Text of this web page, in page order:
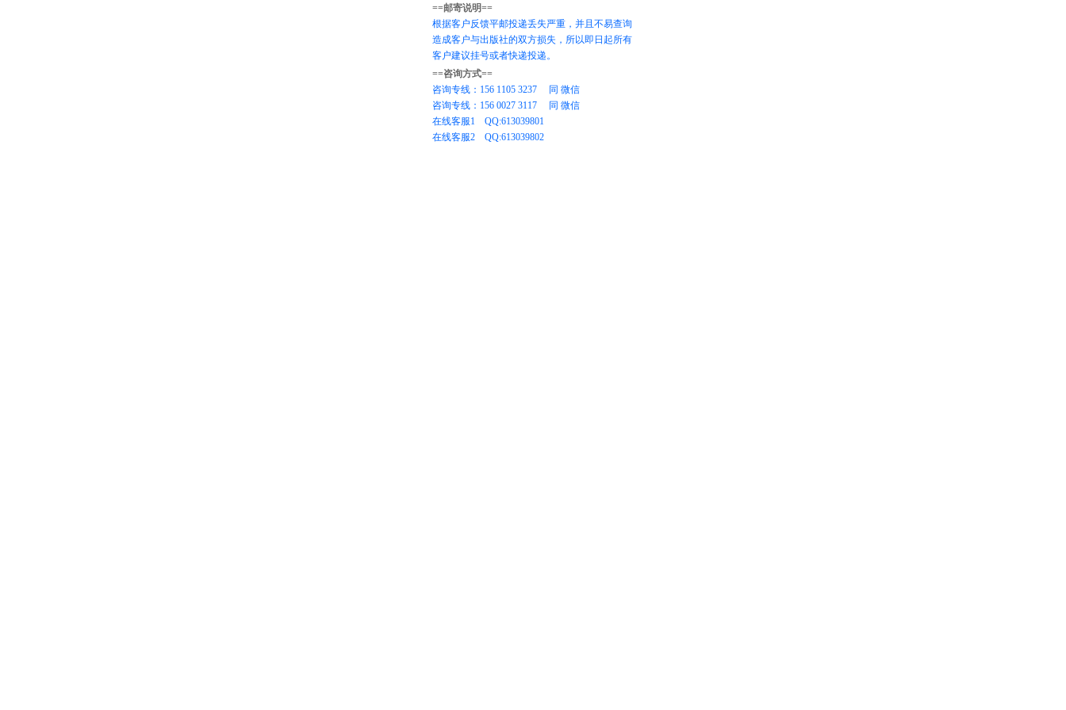
==邮寄说明==
根据客户反馈平邮投递丢失严重，并且不易查询
造成客户与出版社的双方损失，所以即日起所有
客户建议挂号或者快递投递。
==咨询方式==
咨询专线：156 1105 3237 同 微信
咨询专线：156 0027 3117 同 微信
在线客服1 QQ:613039801
在线客服2 QQ:613039802